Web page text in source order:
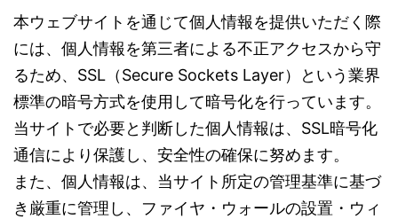
本ウェブサイトを通じて個人情報を提供いただく際
には、個人情報を第三者による不正アクセスから守
るため、SSL（Secure Sockets Layer）という業界
標準の暗号方式を使用して暗号化を行っています。
当サイトで必要と判断した個人情報は、SSL暗号化
通信により保護し、安全性の確保に努めます。
また、個人情報は、当サイト所定の管理基準に基づ
き厳重に管理し、ファイヤ・ウォールの設置・ウィ